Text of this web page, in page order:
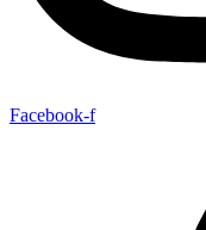
Facebook-f